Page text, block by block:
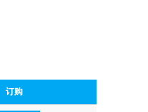
订购